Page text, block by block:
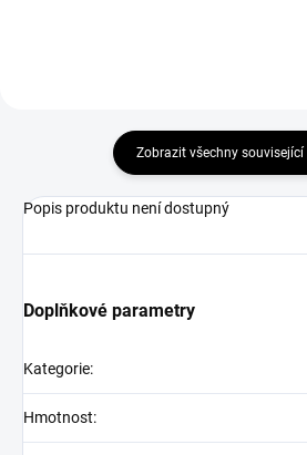
Zobrazit všechny
Popis produktu není dostupný
Doplňkové parametry
Kategorie:
Hmotnost: